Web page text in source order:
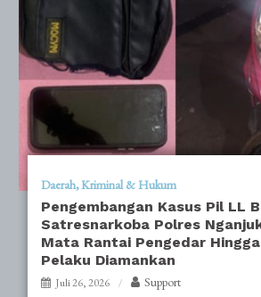
Daerah Kriminal & Hukum
Pengembangan Kasus Pil LL
Satresnarkoba Polres
Mata Rantai Pengedar
Pelaku Diamankan
Juli 26, 2026 Support